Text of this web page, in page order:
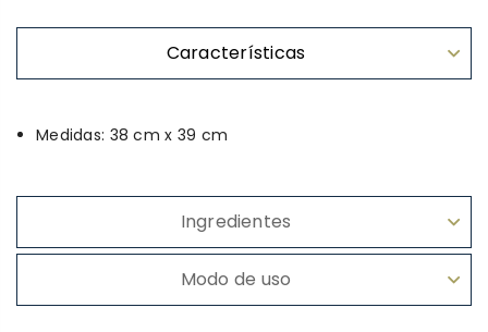
Características
Medidas: 38 cm x 39 cm
Ingredientes
Modo de uso